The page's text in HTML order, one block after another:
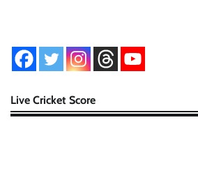
Live Cricket Score